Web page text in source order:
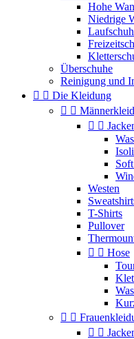
Hohe
Niedrige
Überschuhe
Reinigung und
  Die Kleidung
 
 
Westen
T-Shirts
Pullover
  Hose
 
 